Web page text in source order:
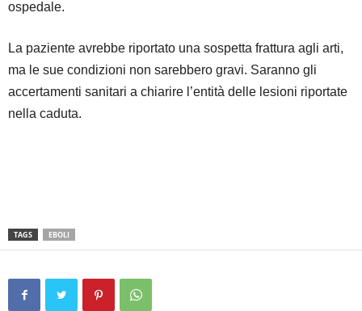
ospedale.
La paziente avrebbe riportato una sospetta frattura agli arti,
ma le sue condizioni non sarebbero gravi. Saranno gli
accertamenti sanitari a chiarire l’entità delle lesioni riportate
nella caduta.
TAGS EBOLI